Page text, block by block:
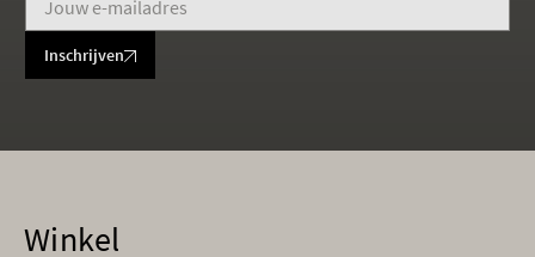
Inschrijven
Winkel